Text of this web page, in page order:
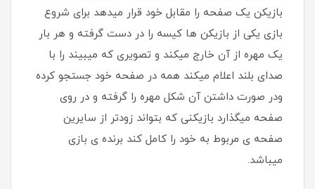
بازیکن یک صفحه را مقابل خود قرار میدهد برای شروع
بازی یکی از بازیکن ها کیسه را در دست گرفته و هر بار
یک مهره از آن خارج میکند و تصویری که میبیند را با
صدای بلند اعلام میکند همه در صفحه خود جستجو کرده
ودر صورت داشتن آن شکل مهره را گرفته و در روی
صفحه میگذارد بازیکنی که بتواند زودتر از سایرین
صفحه ی مربوط به خود را کامل کند برنده ی بازی
میباشد.